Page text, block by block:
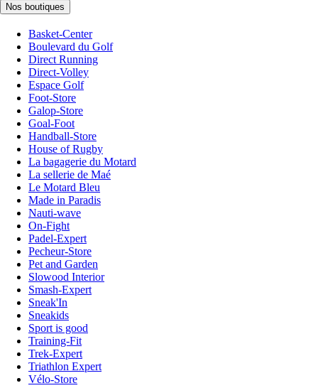
Nos boutiques
Basket-Center
Boulevard du Golf
Direct Running
Direct-Volley
Espace Golf
Foot-Store
Galop-Store
Goal-Foot
Handball-Store
House of Rugby
La bagagerie du Motard
La sellerie de Maé
Le Motard Bleu
Made in Paradis
Nauti-wave
On-Fight
Padel-Expert
Pecheur-Store
Pet and Garden
Slowood Interior
Smash-Expert
Sneak'In
Sneakids
Sport is good
Training-Fit
Trek-Expert
Triathlon Expert
Vélo-Store